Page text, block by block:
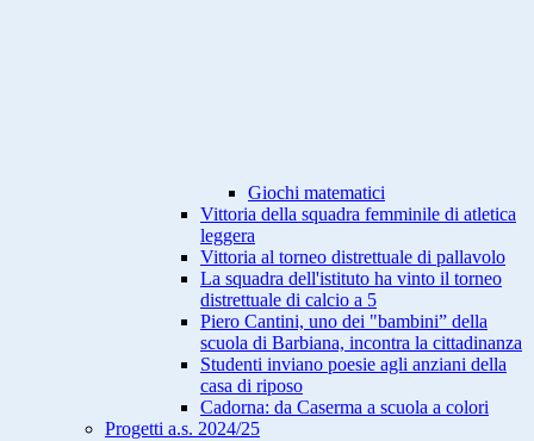
Giochi matematici
Vittoria della squadra femminile di atletica
leggera
Vittoria al torneo distrettuale di pallavolo
La squadra dell'istituto ha vinto il torneo
distrettuale di calcio a 5
Piero Cantini, uno dei "bambini” della
scuola di Barbiana, incontra la cittadinanza
Studenti inviano poesie agli anziani della
casa di riposo
Cadorna: da Caserma a scuola a colori
Progetti a.s. 2024/25